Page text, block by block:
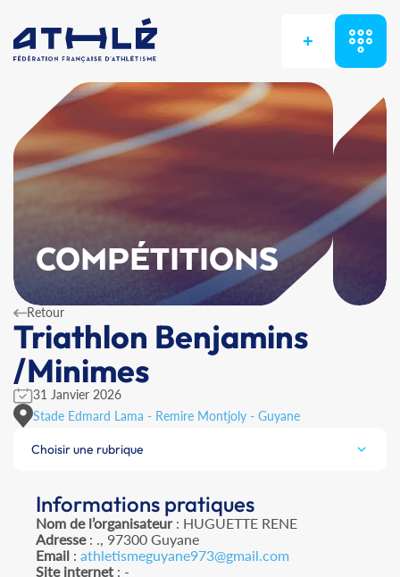
+
COMPÉTITIONS
Retour
Triathlon Benjamins
/Minimes
31 Janvier 2026
Stade Edmard Lama - Remire Montjoly - Guyane
Choisir une rubrique
Informations pratiques
Nom de l’organisateur: HUGUETTE RENE
Adresse: ., 97300 Guyane
Email: athletismeguyane973@gmail.com
Site internet: -